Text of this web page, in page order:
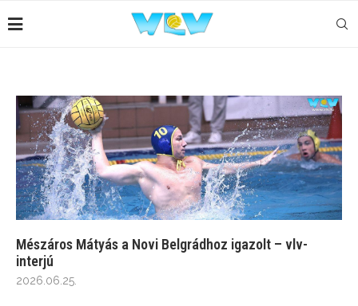
Mészáros Mátyás a Novi Belgrádhoz igazolt – vlv-
interjú
2026.06.25.